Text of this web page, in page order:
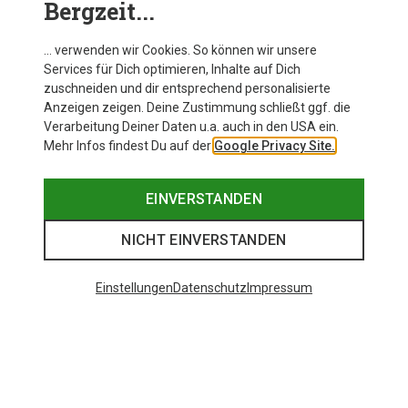
Bergzeit...
… verwenden wir Cookies. So können wir unsere
Services für Dich optimieren, Inhalte auf Dich
zuschneiden und dir entsprechend personalisierte
Anzeigen zeigen. Deine Zustimmung schließt ggf. die
Verarbeitung Deiner Daten u.a. auch in den USA ein.
Mehr Infos findest Du auf der Google Privacy Site.
EINVERSTANDEN
NICHT EINVERSTANDEN
EinstellungenDatenschutz Impressum